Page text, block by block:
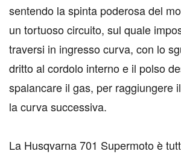
sentendo la spinta poderosa del
un tortuoso circuito, sul quale
traversi in ingresso curva, con lo
dritto al cordolo interno e il polso
spalancare il gas, per raggiungere
la curva successiva.
La Husqvarna 701 Supermoto è